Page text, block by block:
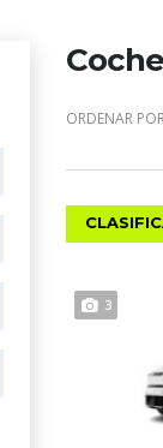
ORDENAR
3